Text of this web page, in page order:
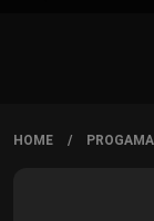
HOME